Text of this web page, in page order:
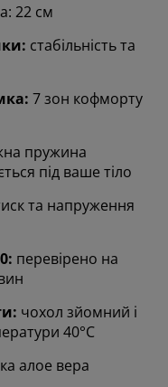
22 см
стабільність та
7 зон кофморту
пружина
під ваше тіло
та напруження
перевірено на
чохол зйомний і
40°C
алое вера